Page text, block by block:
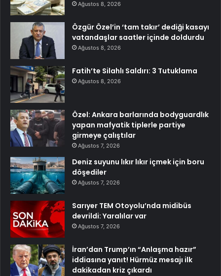
Ağustos 8, 2026
Özgür Özel’in ‘tam takır’ dediği kasayı
vatandaşlar saatler içinde doldurdu
Ağustos 8, 2026
Fatih’te Silahlı Saldırı: 3 Tutuklama
Ağustos 8, 2026
Özel: Ankara barlarında bodyguardlık
yapan mafyatik tiplerle partiye
girmeye çalıştılar
Ağustos 7, 2026
Deniz suyunu lıkır lıkır içmek için boru
döşediler
Ağustos 7, 2026
Sarıyer TEM Otoyolu’nda midibüs
devrildi: Yaralılar var
Ağustos 7, 2026
İran’dan Trump’ın “Anlaşma hazır”
iddiasına yanıt! Hürmüz mesajı ilk
dakikadan kriz çıkardı